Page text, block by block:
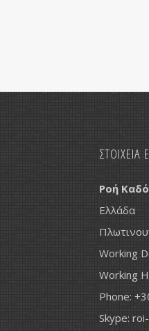
ΣΤΟΙΧΕΙΑ
Ροή
Ελλάδα
Working
Working
Phone:
Skype: